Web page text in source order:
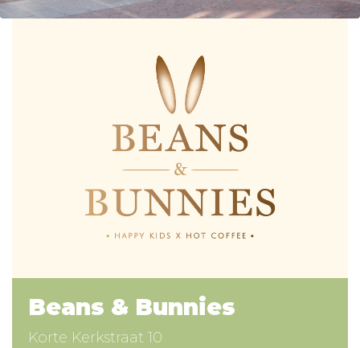
Beans & Bunnies
Korte Kerkstraat 10